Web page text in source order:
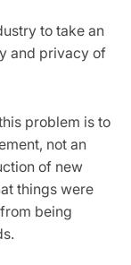
to take an
and privacy of
problem is to
not an
of new
things were
being